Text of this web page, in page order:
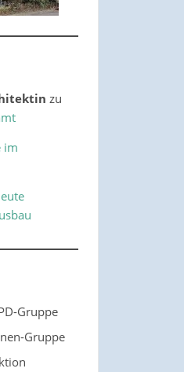
zu
im
Gruppe
Gruppe